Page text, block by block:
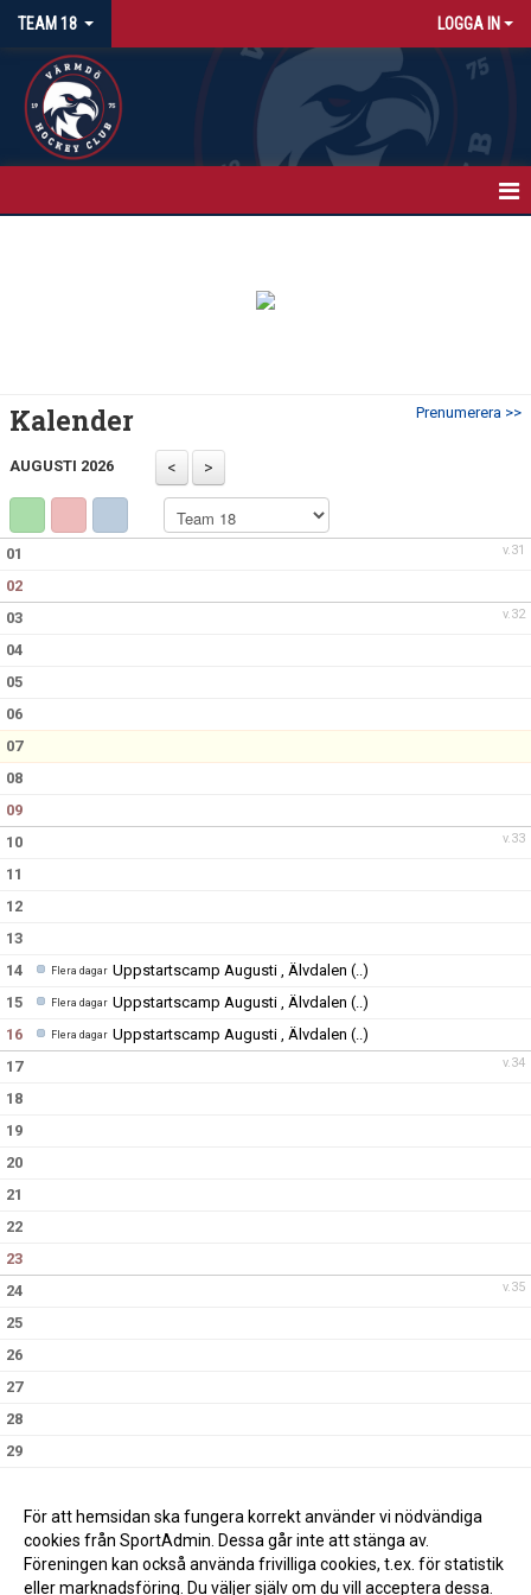
TEAM 18 LOGGA IN
BILDGALLERI
DOKUMENT
KONTAKT
Prenumerera >>
Kalender
AUGUSTI 2026
v.31
01
02
v.32
03
04
05
06
07
08
09
v.33
10
11
12
13
14
Flera dagar Uppstartscamp Augusti , Älvdalen (..)
15
Flera dagar Uppstartscamp Augusti , Älvdalen (..)
16
Flera dagar Uppstartscamp Augusti , Älvdalen (..)
v.34
17
18
19
20
21
22
23
v.35
24
25
26
27
28
29
För att hemsidan ska fungera korrekt använder vi nödvändiga
cookies från SportAdmin. Dessa går inte att stänga av.
Föreningen kan också använda frivilliga cookies, t.ex. för statistik
eller marknadsföring. Du väljer själv om du vill acceptera dessa.